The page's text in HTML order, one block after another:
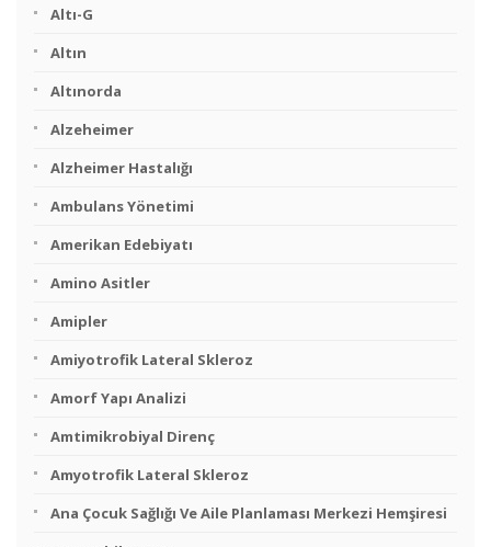
Altı-G
Altın
Altınorda
Alzeheimer
Alzheimer Hastalığı
Ambulans Yönetimi
Amerikan Edebiyatı
Amino Asitler
Amipler
Amiyotrofik Lateral Skleroz
Amorf Yapı Analizi
Amtimikrobiyal Direnç
Amyotrofik Lateral Skleroz
Ana Çocuk Sağlığı Ve Aile Planlaması Merkezi Hemşiresi